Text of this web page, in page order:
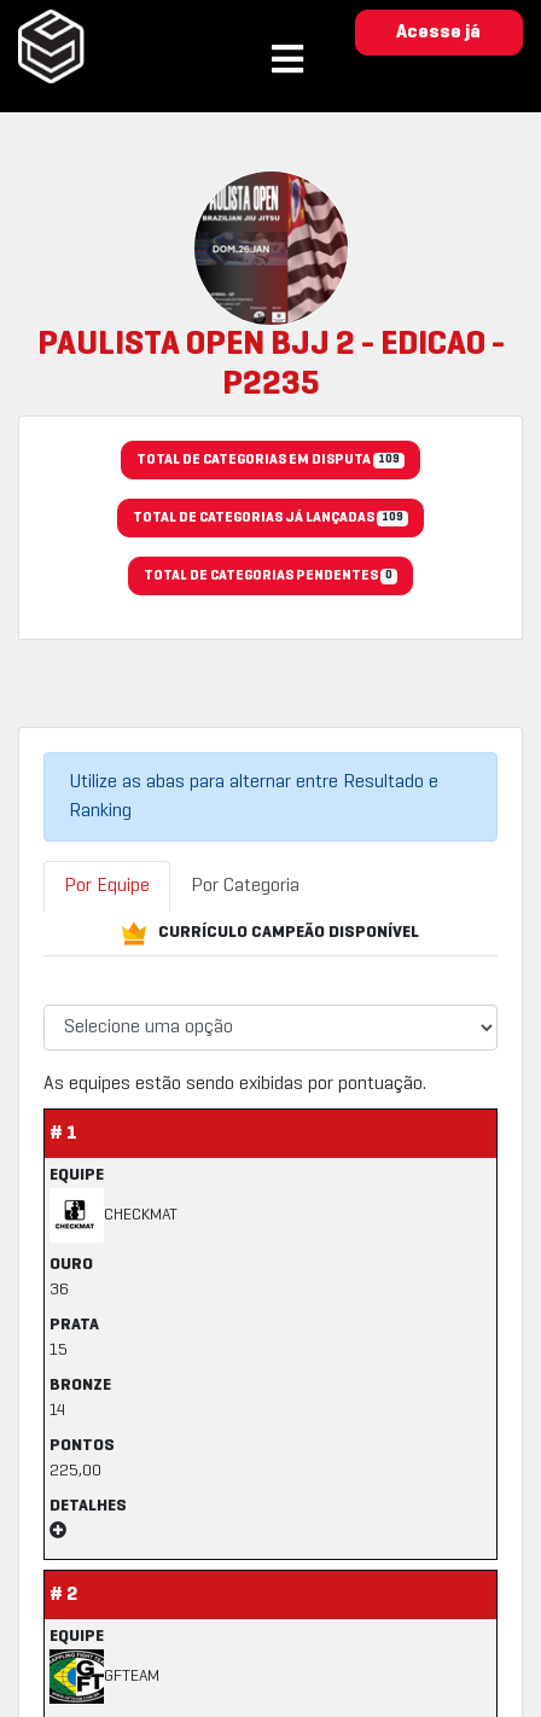
Acesse já
PAULISTA OPEN BJJ 2 - EDICAO -
P2235
TOTAL DE CATEGORIAS EM DISPUTA 109
TOTAL DE CATEGORIAS JÁ LANÇADAS 109
TOTAL DE CATEGORIAS PENDENTES 0
Utilize as abas para alternar entre Resultado e
Ranking
Por Equipe Por Categoria
CURRÍCULO CAMPEÃO DISPONÍVEL
As equipes estão sendo exibidas por pontuação.
# 1
EQUIPE
CHECKMAT
OURO
36
PRATA
15
BRONZE
14
PONTOS
225,00
DETALHES
# 2
EQUIPE
GFTEAM